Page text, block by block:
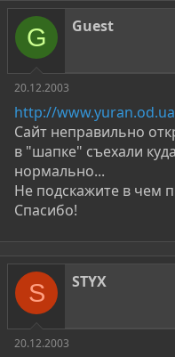
т
е
м
ы
а
ч
а
G Guest
20.12.2003
http://www.yuran.od.ua
Сайт неправильно
в "шапке" съехали
нормально...
Не подскажите в чем
Спасибо!
S STYX
20.12.2003